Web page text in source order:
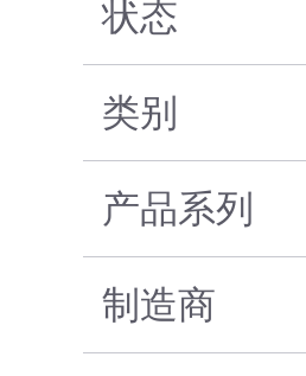
状态
类别
产品系列
制造商